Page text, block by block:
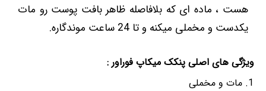
هست ، ماده ای که بلافاصله ظاهر بافت پوست رو مات
یکدست و مخملی میکنه و تا 24 ساعت موندگاره.
ویژگی های اصلی پنکک میکاپ فوراور :
مات و مخملی